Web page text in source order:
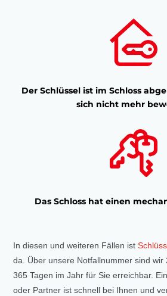
Der Schlüssel ist im Schloss
sich nicht mehr
Das Schloss hat einen
In diesen und weiteren Fällen ist
da. Über unsere Notfallnummer sind wir
365 Tagen im Jahr für Sie erreichbar.
oder Partner ist schnell bei Ihnen und